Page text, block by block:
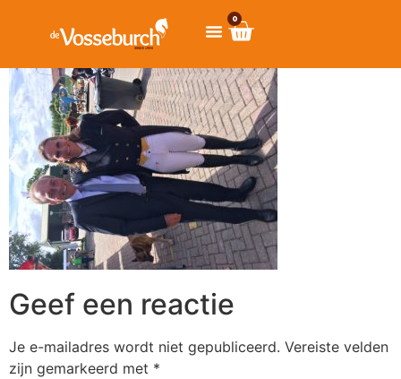
0
Geef een reactie
Je e-mailadres wordt niet gepubliceerd. Vereiste velden
zijn gemarkeerd met *